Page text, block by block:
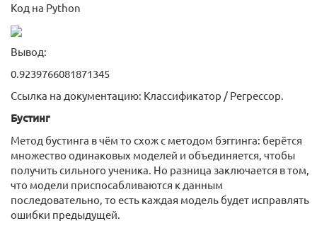
Код на Python
Вывод:
0.9239766081871345
Ссылка на документацию: Классификатор / Регрессор.
Бустинг
Метод бустинга в чём то схож с методом бэггинга: берётся
множество одинаковых моделей и объединяется, чтобы
получить сильного ученика. Но разница заключается в том,
что модели приспосабливаются к данным
последовательно, то есть каждая модель будет исправлять
ошибки предыдущей.